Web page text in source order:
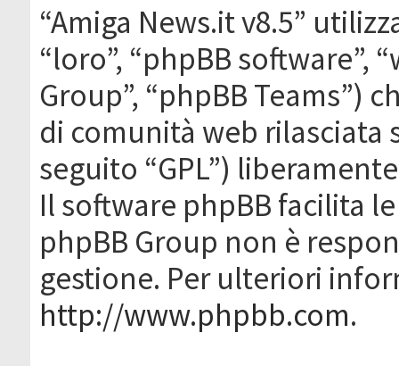
“Amiga News.it v8.5”
“loro”, “phpBB software”,
Group”, “phpBB Teams”)
di comunità web rilasciata
seguito “GPL”)
Il software phpBB facilita
phpBB Group non è
gestione. Per ulteriori
http://www.phpbb.com.